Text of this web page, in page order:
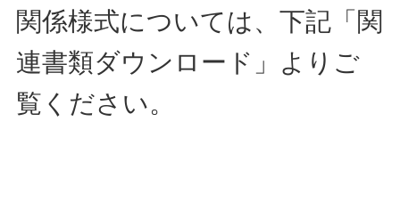
関係様式については、下記「関
連書類ダウンロード」よりご
覧ください。